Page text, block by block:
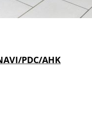
PDC/AHK